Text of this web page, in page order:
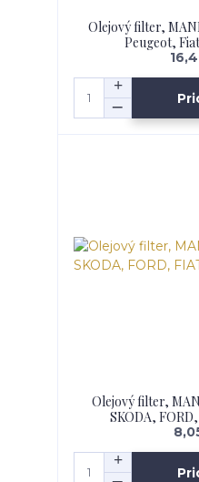
Olejový filter,
Peugeot,
Olejový filter,
SKODA,